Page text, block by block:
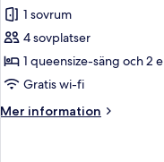
Economy
Family
Room
with
View
1 sovrum
4 sovplatser
1 queensize-säng och 2
Gratis wi-fi
Mer information
Mer